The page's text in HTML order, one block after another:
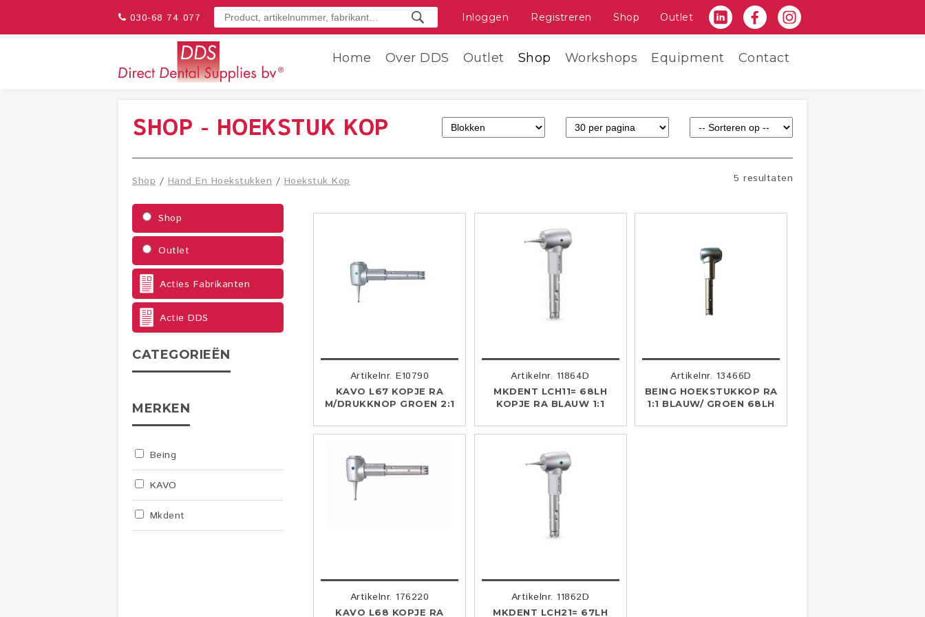
030-68 74 077 Inloggen Registreren Shop Outlet
Home Over DDS Outlet Shop Workshops Equipment Contact
SHOP - HOEKSTUK KOP
5 resultaten
Shop /Hand En Hoekstukken /Hoekstuk Kop
Shop
Outlet
Acties Fabrikanten
Actie DDS
CATEGORIEËN
MERKEN
Being
KAVO
Mkdent
Artikelnr. E10790
KAVO L67 KOPJE RA
M/DRUKKNOP GROEN 2:1
Artikelnr. 11864D
MKDENT LCH11= 68LH
KOPJE RA BLAUW 1:1
Artikelnr. 13466D
BEING HOEKSTUKKOP RA
1:1 BLAUW/ GROEN 68LH
Artikelnr. 176220
KAVO L68 KOPJE RA
Artikelnr. 11862D
MKDENT LCH21= 67LH